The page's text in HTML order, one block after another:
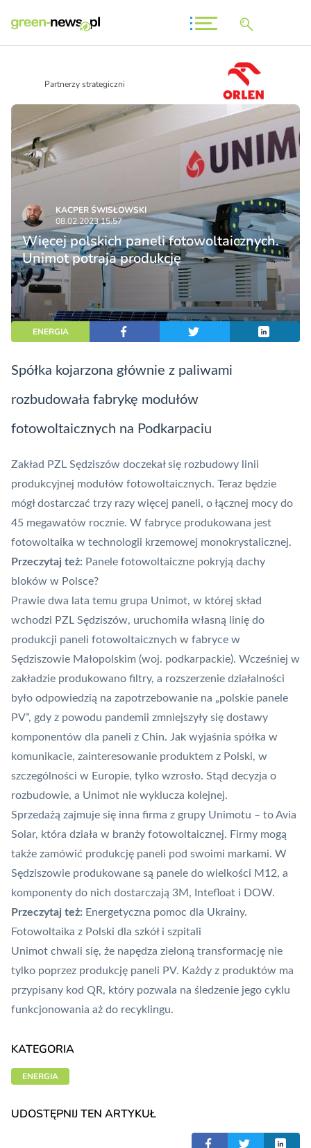
Partnerzy strategiczni
KACPER ŚWISŁO­WSKI
08.02.2023 15:57
Więcej polskich paneli fotowoltaicznych.
Unimot potraja produkcję
ENERGIA
Spółka kojarzona głównie z paliwami
rozbudowała fabrykę modułów
fotowoltaicznych na Podkarpaciu
Zakład PZL Sędziszów doczekał się rozbudowy linii
produkcyjnej modułów fotowoltaicznych. Teraz będzie
mógł dostarczać trzy razy więcej paneli, o łącznej mocy do
45 megawatów rocznie. W fabryce produkowana jest
fotowoltaika w technologii krzemowej monokrystalicznej.
Przeczytaj też: Panele fotowoltaiczne pokryją dachy
bloków w Polsce?
Prawie dwa lata temu grupa Unimot, w której skład
wchodzi PZL Sędziszów, uruchomiła własną linię do
produkcji paneli fotowoltaicznych w fabryce w
Sędziszowie Małopolskim (woj. podkarpackie). Wcześniej w
zakładzie produkowano filtry, a rozszerzenie działalności
było odpowiedzią na zapotrzebowanie na „polskie panele
PV”, gdy z powodu pandemii zmniejszyły się dostawy
komponentów dla paneli z Chin. Jak wyjaśnia spółka w
komunikacie, zainteresowanie produktem z Polski, w
szczególności w Europie, tylko wzrosło. Stąd decyzja o
rozbudowie, a Unimot nie wyklucza kolejnej.
Sprzedażą zajmuje się inna firma z grupy Unimotu – to Avia
Solar, która działa w branży fotowoltaicznej. Firmy mogą
także zamówić produkcję paneli pod swoimi markami. W
Sędziszowie produkowane są panele do wielkości M12, a
komponenty do nich dostarczają 3M, Intefloat i DOW.
Przeczytaj też: Energetyczna pomoc dla Ukrainy.
Fotowoltaika z Polski dla szkół i szpitali
Unimot chwali się, że napędza zieloną transformację nie
tylko poprzez produkcję paneli PV. Każdy z produktów ma
przypisany kod QR, który pozwala na śledzenie jego cyklu
funkcjonowania aż do recyklingu.
KATEGORIA
ENERGIA
UDOSTĘPNIJ TEN ARTYKUŁ